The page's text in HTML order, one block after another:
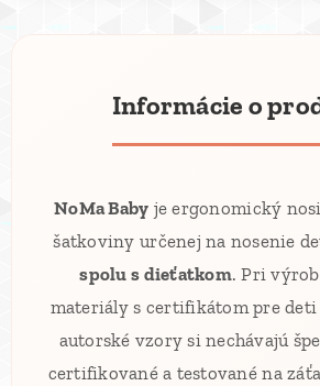
Informácie o
NoMa Baby je ergonomický
šatkoviny určenej na nosenie
spolu s dieťatkom. Pri
materiály s certifikátom pre deti
autorské vzory si nechávajú
certifikované a testované na